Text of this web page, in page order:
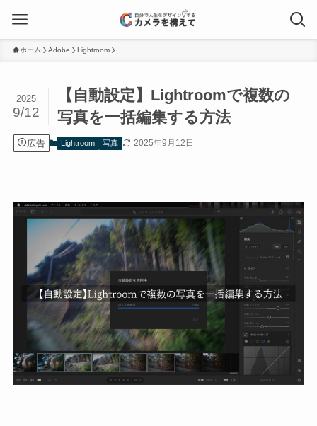
ホーム Adobe Lightroom
【自動設定】Lightroomで複数の
写真を一括編集する方法
2025
9/12
広告 Lightroom 写真 2025年9月12日